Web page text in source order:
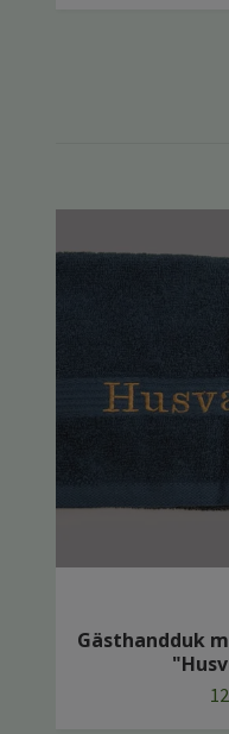
Gästhandduk